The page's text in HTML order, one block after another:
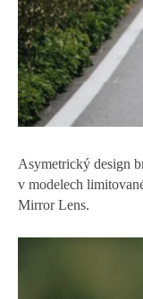
Asymetrický design
v modelech
Mirror Lens.